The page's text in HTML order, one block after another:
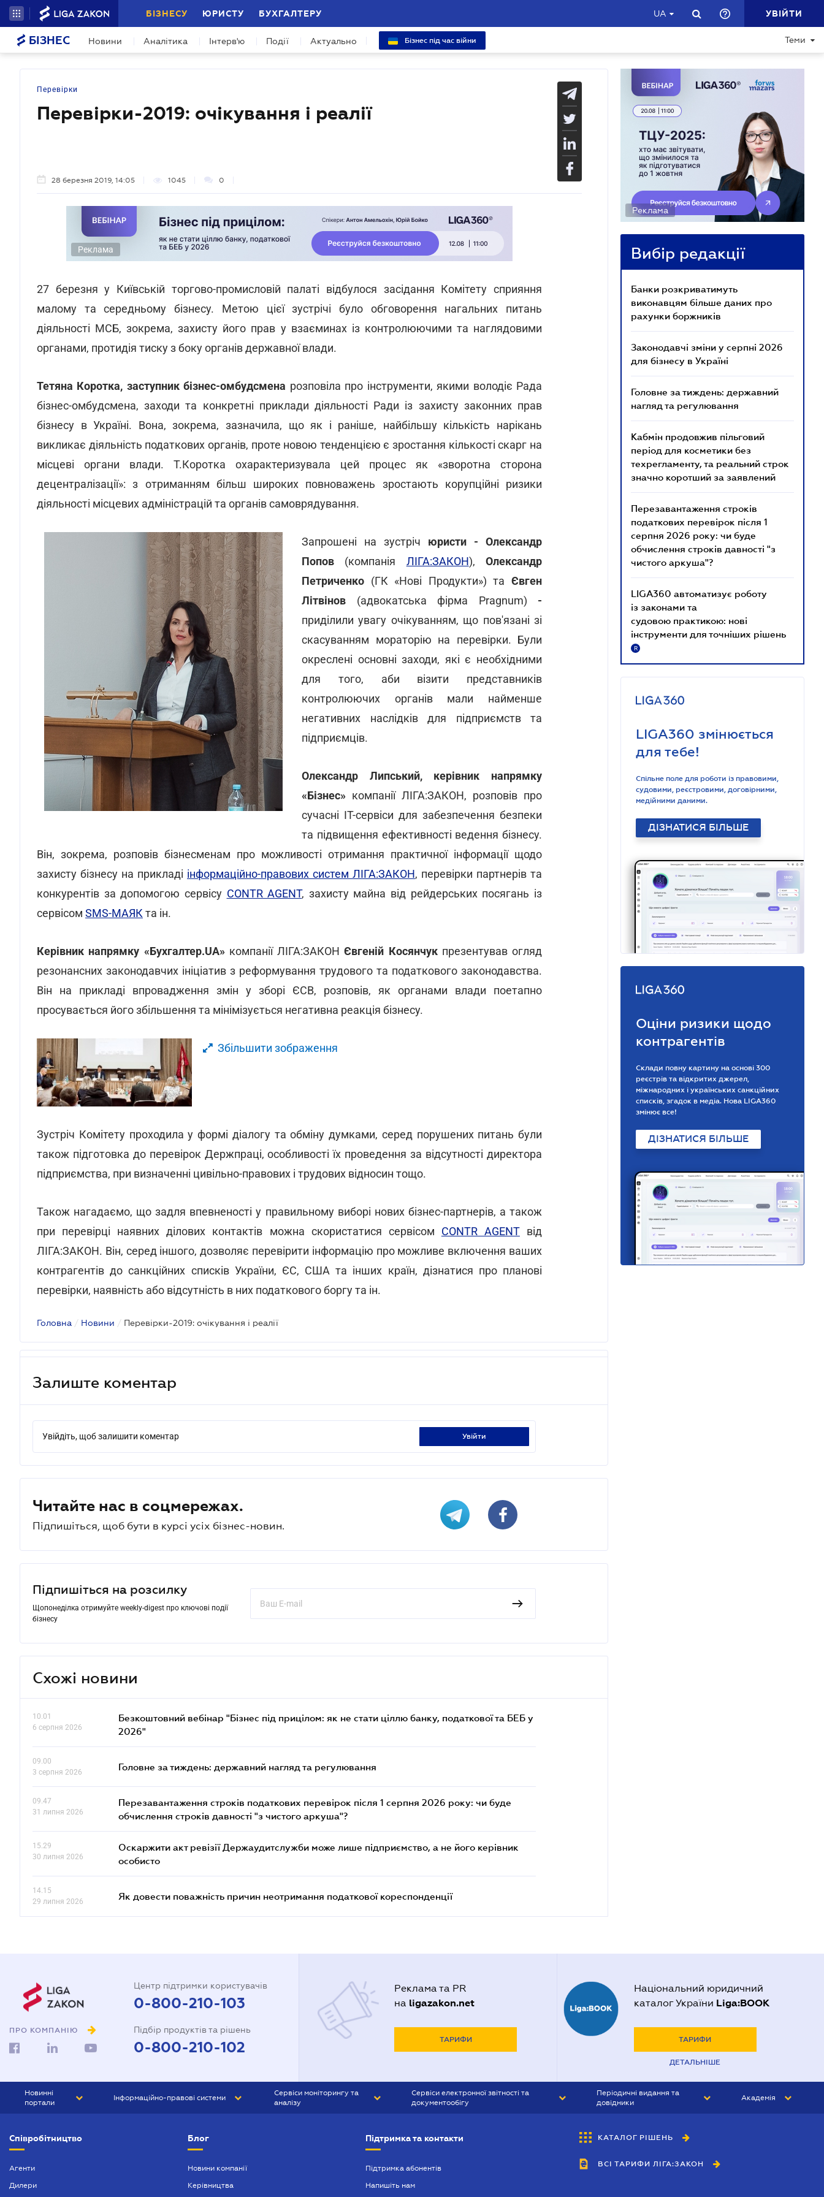
БІЗНЕСУ ЮРИСТУ БУХГАЛТЕРУ UA УВІЙТИ
БІЗНЕС Новини Аналітика Інтерв'ю Події Актуально Бізнес під час війни Теми
Перевірки
Перевірки-2019: очікування і реалії
28 березня 2019, 14:05 1045 0
Реклама
27 березня у Київській торгово-промисловій палаті відбулося засідання Комітету сприяння
малому та середньому бізнесу. Метою цієї зустрічі було обговорення нагальних питань
діяльності МСБ, зокрема, захисту його прав у взаєминах із контролюючими та наглядовими
органами, протидія тиску з боку органів державної влади.
Тетяна Коротка, заступник бізнес-омбудсмена розповіла про інструменти, якими володіє Рада
бізнес-омбудсмена, заходи та конкретні приклади діяльності Ради із захисту законних прав
бізнесу в Україні. Вона, зокрема, зазначила, що як і раніше, найбільшу кількість нарікань
викликає діяльність податкових органів, проте новою тенденцією є зростання кількості скарг на
місцеві органи влади. Т.Коротка охарактеризувала цей процес як «зворотна сторона
децентралізації»: з отриманням більш широких повноважень зростають корупційні ризики
діяльності місцевих адміністрацій та органів самоврядування.
Запрошені на зустріч юристи -
Олександр
Попов (компанія ЛІГА:ЗАКОН),Олександр
Петриченко (ГК «Нові Продукти») та Євген
Літвінов (адвокатська фірма Pragnum) -
приділили увагу очікуванням, що пов'язані зі
скасуванням мораторію на перевірки. Були
окреслені основні заходи, які є необхідними
для того, аби візити представників
контролюючих органів мали найменше
негативних наслідків для підприємств та
підприємців.
Олександр Липський,
керівник напрямку
«Бізнес» компанії ЛІГА:ЗАКОН, розповів про
сучасні IT-сервіси для забезпечення безпеки
та підвищення ефективності ведення бізнесу.
Він, зокрема, розповів бізнесменам про можливості отримання практичної інформації щодо
захисту бізнесу на прикладі інформаційно-правових систем ЛІГА:ЗАКОН, перевірки партнерів та
конкурентів за допомогою сервісу CONTR AGENT, захисту майна від рейдерських посягань із
сервісом SMS-МАЯК та ін.
Керівник напрямку «Бухгалтер.UA»компанії ЛІГА:ЗАКОНЄвгеній Косянчукпрезентував огляд
резонансних законодавчих ініціатив з реформування трудового та податкового законодавства.
Він на прикладі впровадження змін у зборі ЄСВ, розповів, як органами влади поетапно
просувається його збільшення та мінімізується негативна реакція бізнесу.
Збільшити зображення
Зустріч Комітету проходила у формі діалогу та обміну думками, серед порушених питань були
також підготовка до перевірок Держпраці, особливості їх проведення за відсутності директора
підприємства, при визначенні цивільно-правових і трудових відносин тощо.
Також нагадаємо, що задля впевненості у правильному виборі нових бізнес-партнерів, а також
при перевірці наявних ділових контактів можна скористатися сервісом CONTR AGENTвід
ЛІГА:ЗАКОН. Він, серед іншого, дозволяє перевірити інформацію про можливе включення ваших
контрагентів до санкційних списків України, ЄС, США та інших країн, дізнатися про планові
перевірки, наявність або відсутність в них податкового боргу та ін.
Головна / Новини / Перевірки-2019: очікування і реалії
Залиште коментар
Увійдіть, щоб залишити коментар увійти
Читайте нас в соцмережах.
Підпишіться, щоб бути в курсі усіх бізнес-новин.
Підпишіться на розсилку
Щопонеділка отримуйте weekly-digest про ключові події
бізнесу
Схожі новини
10.01
6 серпня 2026
Безкоштовний вебінар "Бізнес під прицілом: як не стати ціллю банку, податкової та БЕБ у
2026"
09.00
3 серпня 2026
Головне за тиждень: державний нагляд та регулювання
09.47
31 липня 2026
Перезавантаження строків податкових перевірок після 1 серпня 2026 року: чи буде
обчислення строків давності "з чистого аркуша"?
15.29
30 липня 2026
Оскаржити акт ревізії Держаудитслужби може лише підприємство, а не його керівник
особисто
14.15
29 липня 2026
Як довести поважність причин неотримання податкової кореспонденції
Реклама
Вибір редакції
Банки розкриватимуть
виконавцям більше даних про
рахунки боржників
Законодавчі зміни у серпні 2026
для бізнесу в Україні
Головне за тиждень: державний
нагляд та регулювання
Кабмін продовжив пільговий
період для косметики без
техрегламенту, та реальний строк
значно коротший за заявлений
Перезавантаження строків
податкових перевірок після 1
серпня 2026 року: чи буде
обчислення строків давності "з
чистого аркуша"?
LIGA360 автоматизує роботу
із законами та
судовою практикою: нові
інструменти для точніших рішень
R
LIGA360 змінюється
для тебе!
Спільне поле для роботи із правовими,
судовими, реєстровими, договірними,
медійними даними.
ДІЗНАТИСЯ БІЛЬШЕ
Оціни ризики щодо
контрагентів
Склади повну картину на основі 300
реєстрів та відкритих джерел,
міжнародних і українських санкційних
списків, згадок в медіа. Нова LIGA360
змінює все!
ДІЗНАТИСЯ БІЛЬШЕ
ПРО КОМПАНІЮ
Центр підтримки користувачів
0-800-210-103
Підбір продуктів та рішень
0-800-210-102
Реклама та PR
на ligazakon.net
ТАРИФИ
Національний юридичний
каталог України Liga:BOOK
ТАРИФИ
ДЕТАЛЬНІШЕ
Новинні
портали
БІЗНЕС
Інформаційно-правові системи
БУХГАЛТЕР ПРОФ
Сервіси моніторингу та
аналізу
Сервіси електронної звітності та
документообігу
Періодичні видання та
довідники
БУХГАЛТЕР&ЗАКОН
ВІСНИК МСФЗ
Академія
Співробітництво
Агенти
Дилери
Блог
Новини компанії
Керівництва
Підтримка та контакти
Підтримка абонентів
Напишіть нам
КАТАЛОГ РІШЕНЬ
ВСІ ТАРИФИ ЛІГА:ЗАКОН